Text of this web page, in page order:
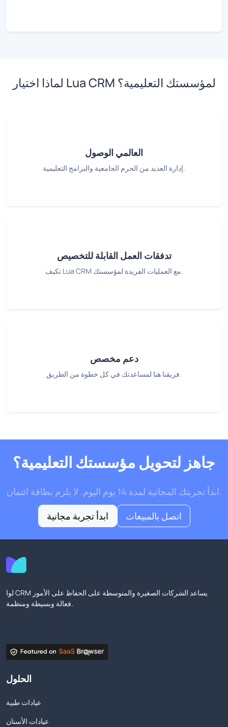
لماذا اختيار Lua CRM لمؤسستك التعليمية؟
العالمي الوصول
إدارة العديد من الحرم الجامعية والبرامج التعليمية.
تدفقات العمل القابلة للتخصيص
تكيف Lua CRM مع العمليات الفريدة لمؤسستك.
دعم مخصص
فريقنا هنا لمساعدتك في كل خطوة من الطريق.
جاهز لتحويل مؤسستك التعليمية؟
ابدأ تجربتك المجانية لمدة 14 يوم اليوم. لا يلزم بطاقة ائتمان.
ابدأ تجربة مجانية
اتصل بالمبيعات
لوا CRM يساعد الشركات الصغيرة والمتوسطة على الحفاظ على الأمور
فعالة وبسيطة ومنظمة.
الحلول
عيادات طبية
عيادات الأسنان